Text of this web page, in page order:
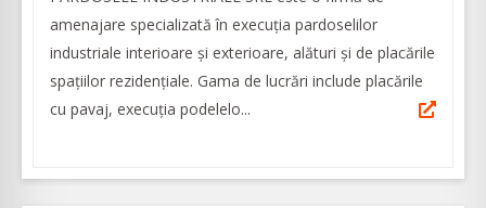
amenajare specializată în execuția pardoselilor
industriale interioare și exterioare, alături și de placările
spațiilor rezidențiale. Gama de lucrări include placările
cu pavaj, execuția podelelo...